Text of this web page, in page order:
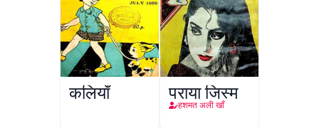
कलियाँ पराया जिस्म
हशमत अली खाँ